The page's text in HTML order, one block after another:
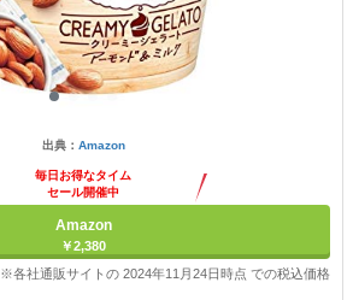
出典： Amazon
毎日お得なタイム
セール開催中
Amazon
￥2,380
※各社通販サイトの 2024年11月24日時点 での税込価格